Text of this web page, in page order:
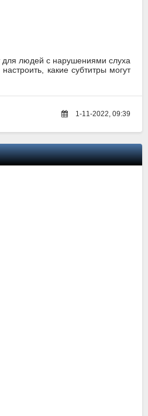
для людей с нарушениями слуха
какие субтитры могут
1-11-2022, 09:39